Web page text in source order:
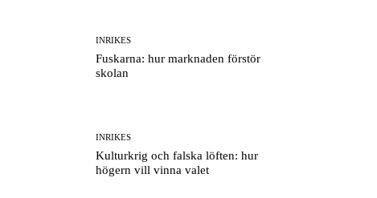
INRIKES
Fuskarna: hur marknaden förstör
skolan
INRIKES
Kulturkrig och falska löften: hur
högern vill vinna valet